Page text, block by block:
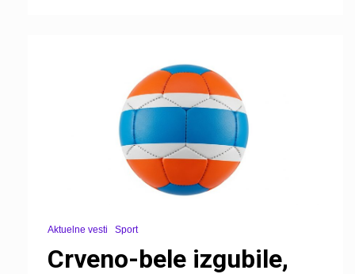
Aktuelne vesti Sport
Crveno-bele izgubile,